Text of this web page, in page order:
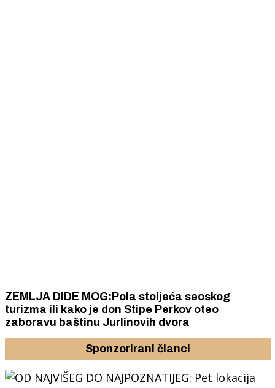
ZEMLJA DIDE MOG:Pola stoljeća seoskog
turizma ili kako je don Stipe Perkov oteo
zaboravu baštinu Jurlinovih dvora
Sponzorirani članci